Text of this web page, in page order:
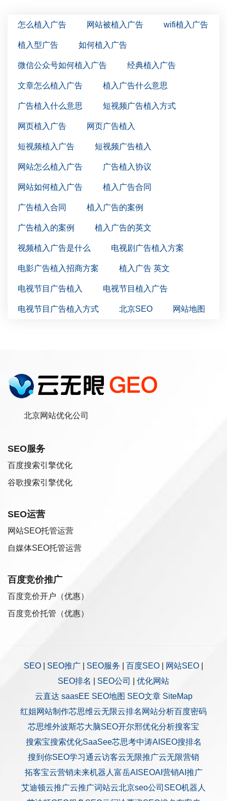
怎么植入广告 网站被植入广告 wifi植入广告
植入型广告 如何植入广告
微信公众号如何植入广告 经典植入广告
文章怎么植入广告 植入广告什么意思
广告植入什么意思 短视频广告植入方式
网页植入广告 网页广告植入
短视频植入广告 短视频广告植入
网站怎么植入广告 广告植入协议
网站如何植入广告 植入广告合同
广告植入合同 植入广告的案例
广告植入的案例 植入广告的英文
视频植入广告是什么 电视剧广告植入方案
电影广告植入招商方案 植入广告 英文
电视节目广告植入 电视节目植入广告
电视节目广告植入方式 北京SEO 网站地图
北京网站优化公司
SEO服务
百度搜索引擎优化
谷歌搜索引擎优化
SEO运营
网站SEO托管运营
自媒体SEO托管运营
百度竞价推广
百度竞价开户（优惠）
百度竞价托管（优惠）
SEO SEO推广 SEO服务 百度SEO 网站SEO
SEO排名
SEO公司
优化网站
云直达 saasEE SEO地图 SEO文章 SiteMap
红姐网站制作芯思维云无限云排名 网站分析百度密码
芯思维外波斯芯大脑SEO开尔邢优化分析搜客宝
搜索宝搜索优化SaaSee芯思考中涛AISEO搜排名
搜到你SEO学习通云访客云无限推广云无限营销
拓客宝云营销未来机器人 富岳AISEOAI营销AI推广
艾迪顿云推广云推广词站云北京seo公司 SEO机器人